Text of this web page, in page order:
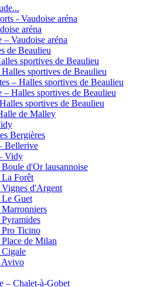
- Vaudoise aréna
aréna
– Vaudoise aréna
de Beaulieu
sportives de Beaulieu
sportives de Beaulieu
– Halles sportives de Beaulieu
– Halles sportives de Beaulieu
sportives de Beaulieu
de Malley
Bergières
Bellerive
Vidy
d'Or lausannoise
Forêt
d'Argent
Guet
Ticino
de Milan
Avivo
– Chalet-à-Gobet